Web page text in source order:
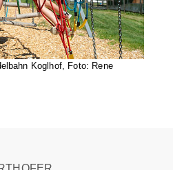
Koglhof, Foto: Rene